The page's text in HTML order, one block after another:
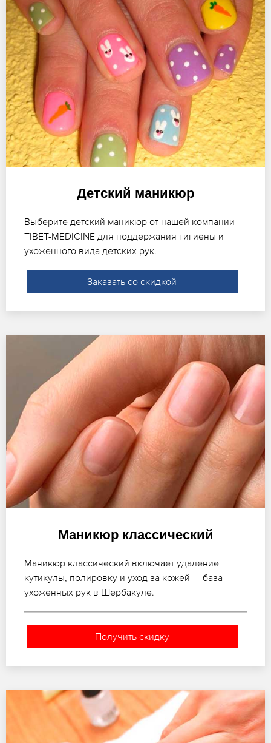
Детский маникюр
Выберите детский маникюр от нашей компании
TIBET-MEDICINE для поддержания гигиены и
ухоженного вида детских рук.
Заказать со скидкой
Маникюр классический
Маникюр классический включает удаление
кутикулы, полировку и уход за кожей — база
ухоженных рук в Шербакуле.
Получить скидку